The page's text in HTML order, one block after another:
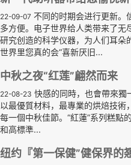
22-09-07 不同的时期会进行更新。
多方便。电子世界给人类带来了
研究创造的科学仪器，为人们耳朵
世界里您真的会“喜新厌旧...
中秋之夜“红莲”翩然而来
22-08-23 快感的同時，也會帶來獨
以最優質材料，最專業的烘焙技術
每一個中秋佳節。“紅蓮”系列糕點
和高標準...
纽约『第一保健”健保界的